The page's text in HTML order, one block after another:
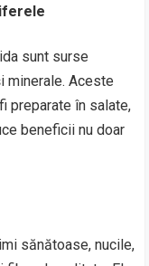
sunt surse
minerale. Aceste
preparate în salate,
beneficii nu doar
sănătoase, nucile,